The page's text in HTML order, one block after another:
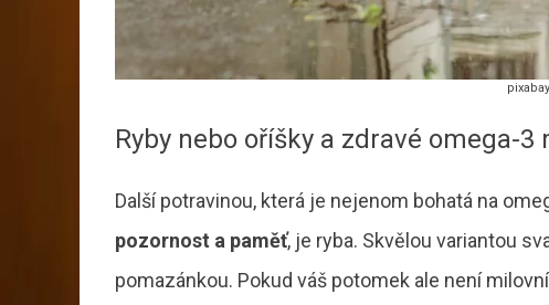
Ryby nebo oříšky a zdravé omega-3
Další potravinou, která je nejenom bohatá na
pozornost a paměť, je ryba. Skvělou variantou
pomazánkou. Pokud váš potomek ale není